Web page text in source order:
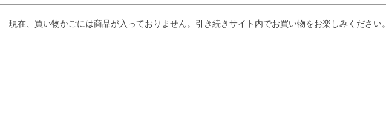
現在、買い物かごには商品が入っておりません。引き続きサイト内でお買い物をお楽しみください。